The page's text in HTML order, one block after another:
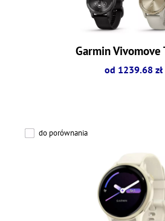
Garmin Vivomove
od 1239.68 zł
do porównania